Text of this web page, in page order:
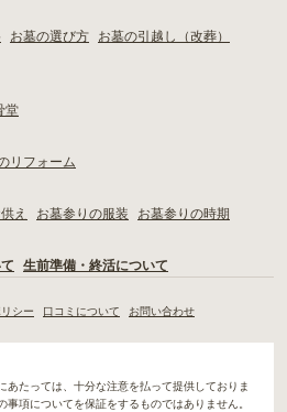
お墓の選び方
お墓の引越し（改葬）
堂
リフォーム
え お墓参りの服装
お墓参りの時期
生前準備・終活について
シー 口コミについて お問い合わせ
あたっては、十分な注意を払って提供しておりま
項についてを保証をするものではありません。